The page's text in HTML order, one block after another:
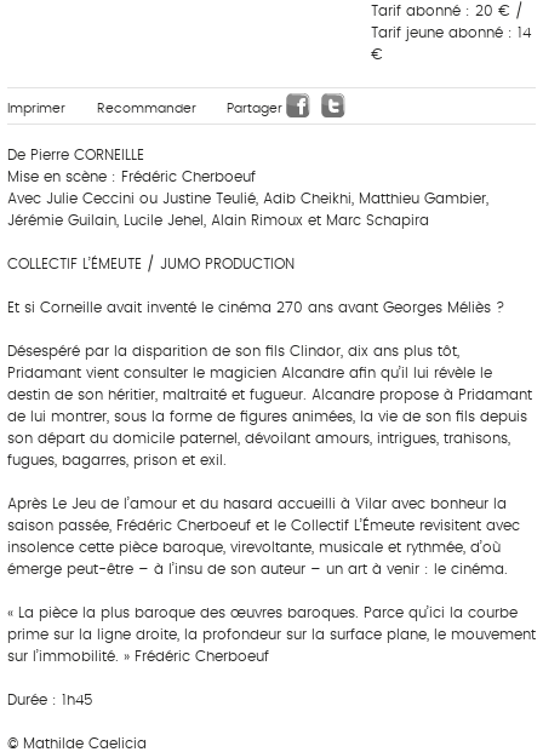
Tarif abonné : 20 € /
Tarif jeune abonné : 14
€
Imprimer Recommander Partager
De Pierre CORNEILLE
Mise en scène : Frédéric Cherboeuf
Avec Julie Ceccini ou Justine Teulié, Adib Cheikhi, Matthieu Gambier,
Jérémie Guilain, Lucile Jehel, Alain Rimoux et Marc Schapira
COLLECTIF L’ÉMEUTE / JUMO PRODUCTION
Et si Corneille avait inventé le cinéma 270 ans avant Georges Méliès ?
Désespéré par la disparition de son fils Clindor, dix ans plus tôt,
Pridamant vient consulter le magicien Alcandre afin qu’il lui révèle le
destin de son héritier, maltraité et fugueur. Alcandre propose à Pridamant
de lui montrer, sous la forme de figures animées, la vie de son fils depuis
son départ du domicile paternel, dévoilant amours, intrigues, trahisons,
fugues, bagarres, prison et exil.
Après Le Jeu de l’amour et du hasard accueilli à Vilar avec bonheur la
saison passée, Frédéric Cherboeuf et le Collectif L’Émeute revisitent avec
insolence cette pièce baroque, virevoltante, musicale et rythmée, d’où
émerge peut-être – à l’insu de son auteur – un art à venir : le cinéma.
« La pièce la plus baroque des œuvres baroques. Parce qu’ici la courbe
prime sur la ligne droite, la profondeur sur la surface plane, le mouvement
sur l’immobilité. » Frédéric Cherboeuf
Durée : 1h45
© Mathilde Caelicia